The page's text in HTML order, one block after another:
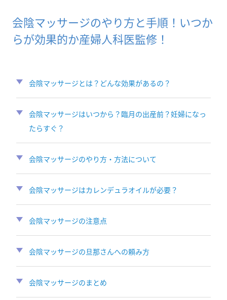
会陰マッサージのやり方と手順！いつか
らが効果的か産婦人科医監修！
会陰マッサージとは？どんな効果があるの？
会陰マッサージはいつから？臨月の出産前？妊婦になっ
たらすぐ？
会陰マッサージのやり方・方法について
会陰マッサージはカレンデュラオイルが必要？
会陰マッサージの注意点
会陰マッサージの旦那さんへの頼み方
会陰マッサージのまとめ